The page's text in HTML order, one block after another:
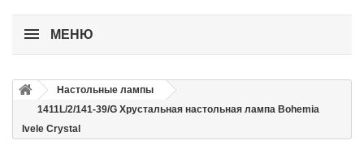
МЕНЮ
Настольные лампы
1411L/2/141-39/G Хрустальная настольная лампа Bohemia
Ivele Crystal